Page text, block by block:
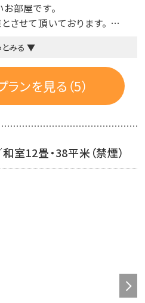
部屋です。
せて頂いております。
れる場合、お部屋の広さ等を
冷蔵庫・テレビ・電話・電気ポ
プ（シャンプー・コンディショ
ヘアバンド・ボディタオル」は、
ナーより必要分をお取りくださ
とみる ▼
ンを見る（5）
室12畳・38平米（禁煙）